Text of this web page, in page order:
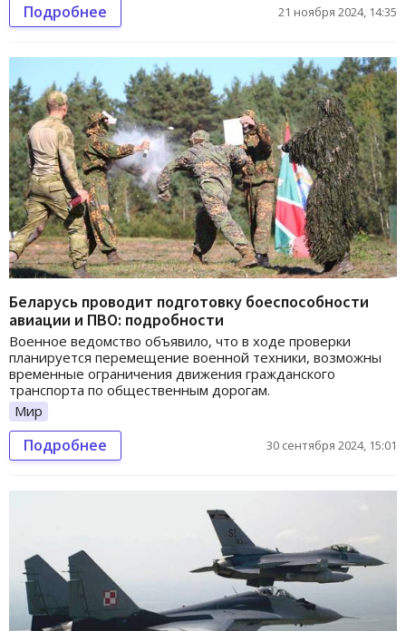
Подробнее 21 ноября 2024, 14:35
Беларусь проводит подготовку боеспособности
авиации и ПВО: подробности
Военное ведомство объявило, что в ходе проверки
планируется перемещение военной техники, возможны
временные ограничения движения гражданского
транспорта по общественным дорогам.
Мир
Подробнее 30 сентября 2024, 15:01